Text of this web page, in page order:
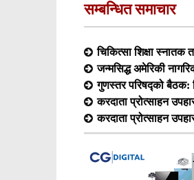
सम्बन्धित समाचार
चिकित्सा शिक्षा
जन्मसिद्ध अमेरिकी
गुणस्तर परिषद्को बैठक:
करदाता प्रोत्साहन
करदाता प्रोत्साहन